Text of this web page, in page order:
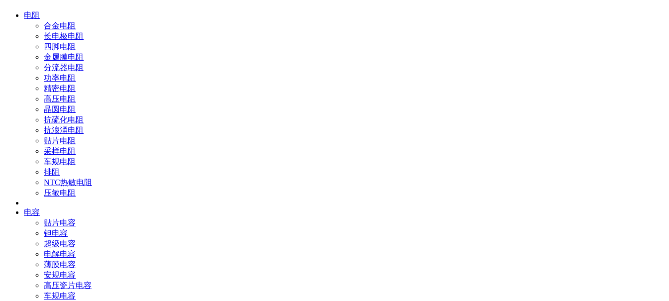
电阻
合金电阻
长电极电阻
四脚电阻
金属膜电阻
分流器电阻
功率电阻
精密电阻
高压电阻
晶圆电阻
抗硫化电阻
抗浪涌电阻
贴片电阻
采样电阻
车规电阻
排阻
NTC热敏电阻
压敏电阻
电容
贴片电容
钽电容
超级电容
电解电容
薄膜电容
安规电容
高压瓷片电容
车规电容